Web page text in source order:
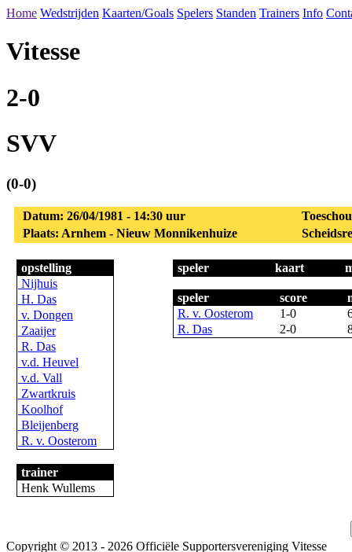
Home Wedstrijden Kaarten/Goals Spelers Standen Trainers Info
Vitesse
2-0
SVV
(0-0)
Datum: 26/04/1981 - 14:30 uur
Plaats: Arnhem - Nieuw Monnikenhuize
opstelling
Nijhuis
H. Das
v. Dongen
Zaaijer
R. Das
v.d. Heuvel
v.d. Vall
Zwartkruis
Koolhof
Bleijenberg
R. v. Oosterom
trainer
Henk Wullems
speler kaart
speler score
R. v. Oosterom
1-0
R. Das
2-0
Copyright © 2013 - 2026 Officiële Supportersvereniging Vitesse